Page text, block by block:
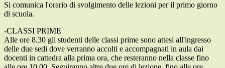
Si comunica l'orario di svolgimento delle lezioni per il primo giorno
di scuola.
-CLASSI PRIME
Alle ore 8.30 gli studenti delle classi prime sono attesi all'ingresso
delle due sedi dove verranno accolti e accompagnati in aula dai
docenti in cattedra alla prima ora, che resteranno nella classe fino